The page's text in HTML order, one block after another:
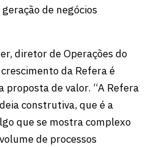
de negócios
diretor de Operações do
da Refera é
proposta de valor. “A Refera
construtiva, que é a
que se mostra complexo
de processos